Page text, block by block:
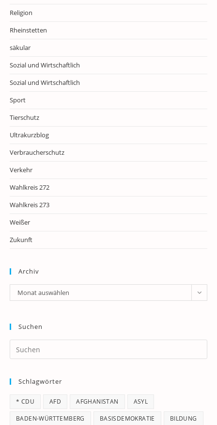
Religion
Rheinstetten
säkular
Sozial und Wirtschaftlich
Sozial und Wirtschaftlich
Sport
Tierschutz
Ultrakurzblog
Verbraucherschutz
Verkehr
Wahlkreis 272
Wahlkreis 273
Weißer
Zukunft
Archiv
Archiv
Monat auswählen
Suchen
Schlagwörter
* CDU AFD AFGHANISTAN ASYL
BADEN-WÜRTTEMBERG BASISDEMOKRATIE BILDUNG